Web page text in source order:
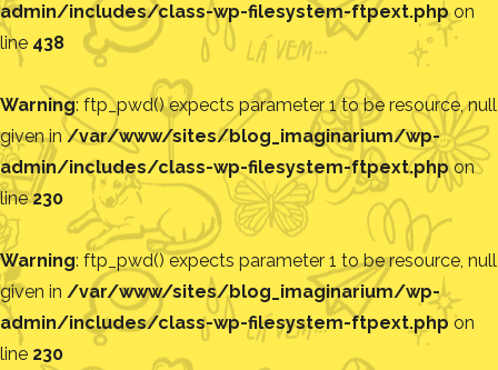
admin/includes/class-wp-filesystem-ftpext.phpon
line 438
Warning: ftp_pwd() expects parameter 1 to be resource, null
given in/var/www/sites/blog_imaginarium/wp-
admin/includes/class-wp-filesystem-ftpext.phpon
line230
Warning: ftp_pwd() expects parameter 1 to be resource, null
given in /var/www/sites/blog_imaginarium/wp-
admin/includes/class-wp-filesystem-ftpext.php on
line 230